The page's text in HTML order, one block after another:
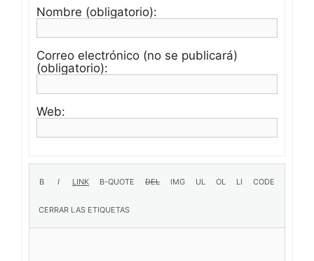
Nombre (obligatorio):
Correo electrónico (no se publicará)
(obligatorio):
Web: